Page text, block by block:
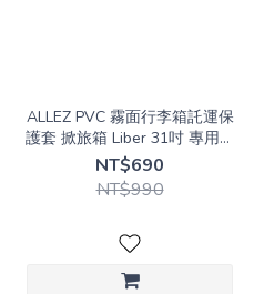
ALLEZ PVC 霧面行李箱託運保
護套 掀旅箱 Liber 31吋 專用箱
套
NT$690
NT$990